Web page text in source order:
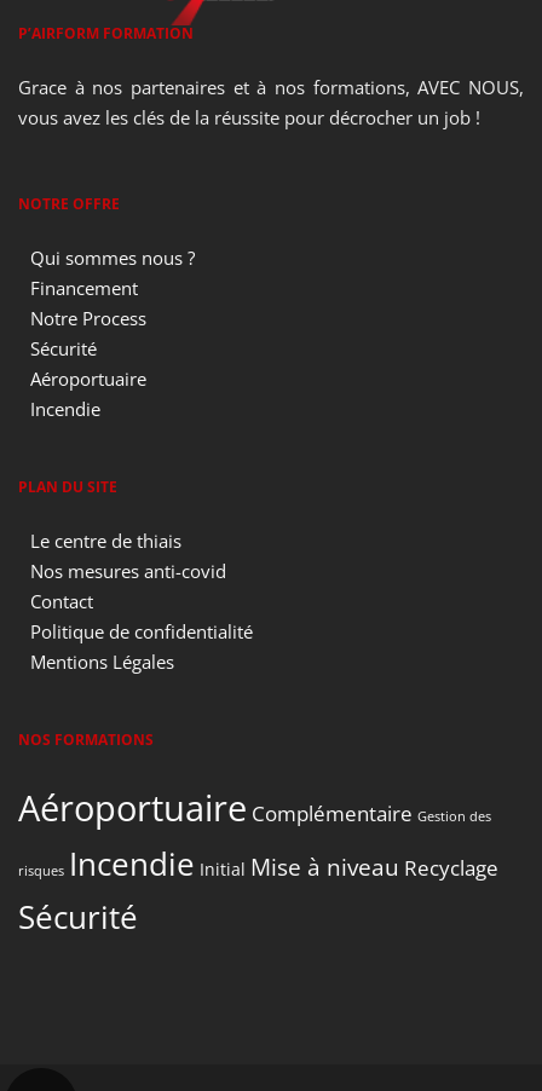
P’AIRFORM FORMATION
Grace à nos partenaires et à nos formations, AVEC NOUS,
vous avez les clés de la réussite pour décrocher un job !
NOTRE OFFRE
Qui sommes nous ?
Financement
Notre Process
Sécurité
Aéroportuaire
Incendie
PLAN DU SITE
Le centre de thiais
Nos mesures anti-covid
Contact
Politique de confidentialité
Mentions Légales
NOS FORMATIONS
Aéroportuaire Complémentaire Gestion des
risques Incendie Initial Mise à niveau Recyclage
Sécurité